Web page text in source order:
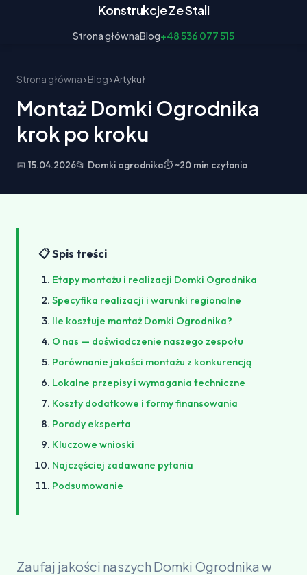
Konstrukcje Ze Stali
Strona głównaBlog+48 536 077 515
Strona główna›Blog› Artykuł
Montaż Domki Ogrodnika
krok po kroku
📅 15.04.2026📂 Domki ogrodnika⏱ ~20 min czytania
📋 Spis treści
Etapy montażu i realizacji Domki Ogrodnika
Specyfika realizacji i warunki regionalne
Ile kosztuje montaż Domki Ogrodnika?
O nas — doświadczenie naszego zespołu
Porównanie jakości montażu z konkurencją
Lokalne przepisy i wymagania techniczne
Koszty dodatkowe i formy finansowania
Porady eksperta
Kluczowe wnioski
Najczęściej zadawane pytania
Podsumowanie
Zaufaj jakości naszych Domki Ogrodnika w